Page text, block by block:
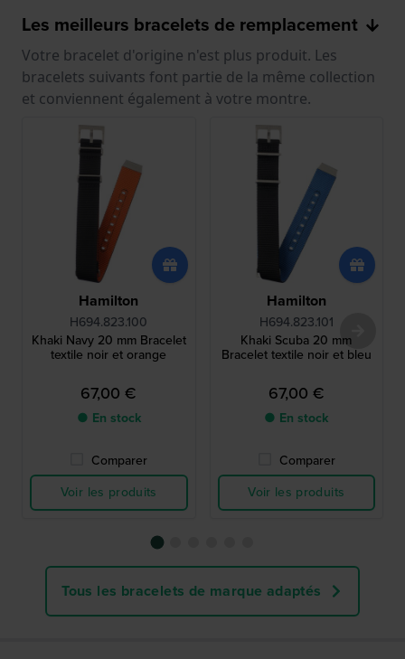
Les meilleurs bracelets de remplacement
Votre bracelet d'origine n'est plus produit. Les
bracelets suivants font partie de la même collection
et conviennent également à votre montre.
Hamilton
H694.823.100
Khaki Navy 20 mm Bracelet
textile noir et orange
67,00 €
● En stock
Comparer
Voir les produits
Hamilton
H694.823.101
Khaki Scuba 20 mm
Bracelet textile noir et bleu
67,00 €
● En stock
Comparer
Voir les produits
Tous les bracelets de marque adaptés